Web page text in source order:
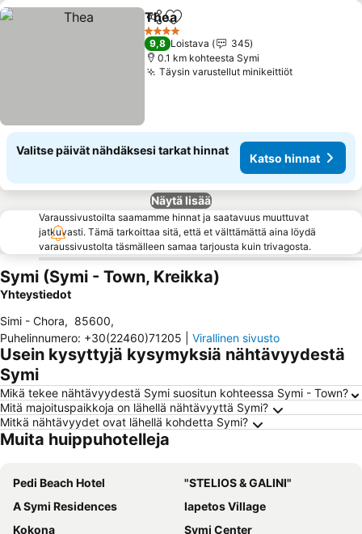
Jaa Lisää suosikkeihin
Thea
4 Tähtiluokitus
9,8 Loistava
345
0.1 km kohteesta Symi
Täysin varustellut minikeittiöt
Valitse päivät nähdäksesi tarkat hinnat
Katso hinnat
Näytä lisää
Varaussivustoilta saamamme hinnat ja saatavuus muuttuvat
jatkuvasti. Tämä tarkoittaa sitä, että et välttämättä aina löydä
varaussivustolta täsmälleen samaa tarjousta kuin trivagosta.
Symi (Symi - Town, Kreikka)
Yhteystiedot
Simi - Chora, 85600,
Puhelinnumero: +30(22460)71205 Virallinen sivusto
Usein kysyttyjä kysymyksiä nähtävyydestä
Symi
Mikä tekee nähtävyydestä Symi suositun kohteessa Symi - Town?
Mitä majoituspaikkoja on lähellä nähtävyyttä Symi?
Mitkä nähtävyydet ovat lähellä kohdetta Symi?
Muita huippuhotelleja
Pedi Beach Hotel
"STELIOS & GALINI"
A Symi Residences
Iapetos Village
Kokona
Symi Center